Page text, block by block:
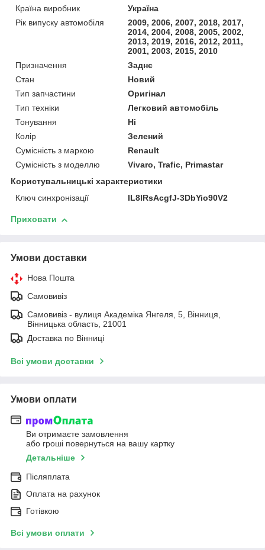
Країна виробник
Україна
Рік випуску автомобіля
2009, 2006, 2007, 2018, 2017,
2014, 2004, 2008, 2005, 2002,
2013, 2019, 2016, 2012, 2011,
2001, 2003, 2015, 2010
Призначення
Заднє
Стан
Новий
Тип запчастини
Оригінал
Тип техніки
Легковий автомобіль
Тонування
Ні
Колір
Зелений
Сумісність з маркою
Renault
Сумісність з моделлю
Vivaro, Trafic, Primastar
Користувальницькі характеристики
Ключ синхронізації
IL8lRsAcgfJ-3DbYio90V2
Приховати
Умови доставки
Нова Пошта
Самовивіз
Самовивіз - вулиця Академіка Янгеля, 5, Вінниця,
Вінницька область, 21001
Доставка по Вінниці
Всі умови доставки
Умови оплати
Ви отримаєте замовлення
або гроші повернуться на вашу картку
Детальніше
Післяплата
Оплата на рахунок
Готівкою
Всі умови оплати